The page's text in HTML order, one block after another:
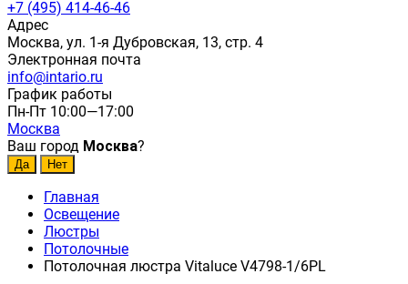
+7 (495) 414-46-46
Адрес
Москва, ул. 1-я Дубровская, 13, стр. 4
Электронная почта
info@intario.ru
График работы
Пн-Пт 10:00—17:00
Москва
Ваш город Москва?
Главная
Освещение
Люстры
Потолочные
Потолочная люстра Vitaluce V4798-1/6PL